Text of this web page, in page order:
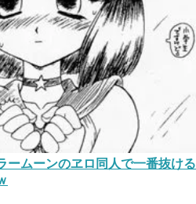
ームーンのヱロ同人で一番抜ける